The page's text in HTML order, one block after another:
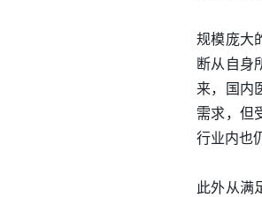
规模庞大
断从自身
来，国内
需求，但
行业内也
此外从满